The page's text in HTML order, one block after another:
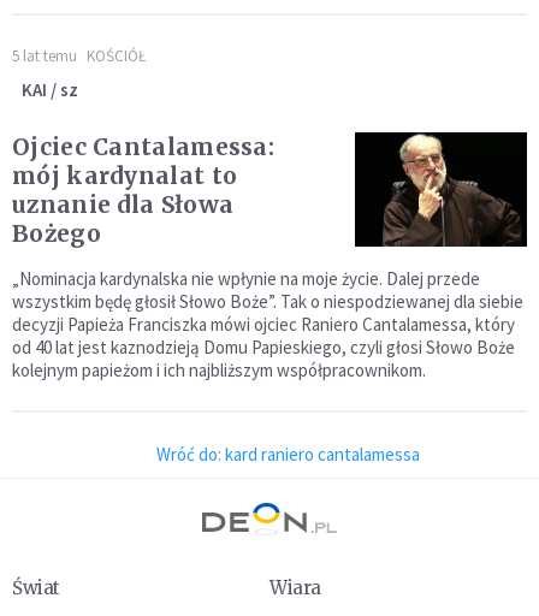
5 lat temu KOŚCIÓŁ
KAI / sz
Ojciec Cantalamessa:
mój kardynalat to
uznanie dla Słowa
Bożego
„Nominacja kardynalska nie wpłynie na moje życie. Dalej przede
wszystkim będę głosił Słowo Boże”. Tak o niespodziewanej dla siebie
decyzji Papieża Franciszka mówi ojciec Raniero Cantalamessa, który
od 40 lat jest kaznodzieją Domu Papieskiego, czyli głosi Słowo Boże
kolejnym papieżom i ich najbliższym współpracownikom.
Wróć do: kard raniero cantalamessa
Świat
Wiara